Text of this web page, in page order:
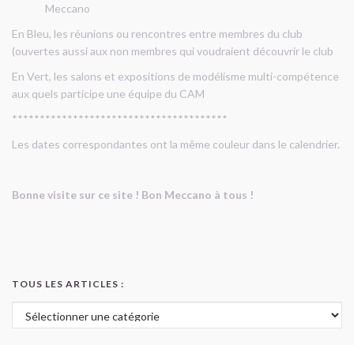
Meccano
En Bleu, les réunions ou rencontres entre membres du club
(ouvertes aussi aux non membres qui voudraient découvrir le club
En Vert, les salons et expositions de modélisme multi-compétence
aux quels participe une équipe du CAM
***************************************
Les dates correspondantes ont la même couleur dans le calendrier.
Bonne visite sur ce site ! Bon Meccano à tous !
TOUS LES ARTICLES :
Tous les articles :